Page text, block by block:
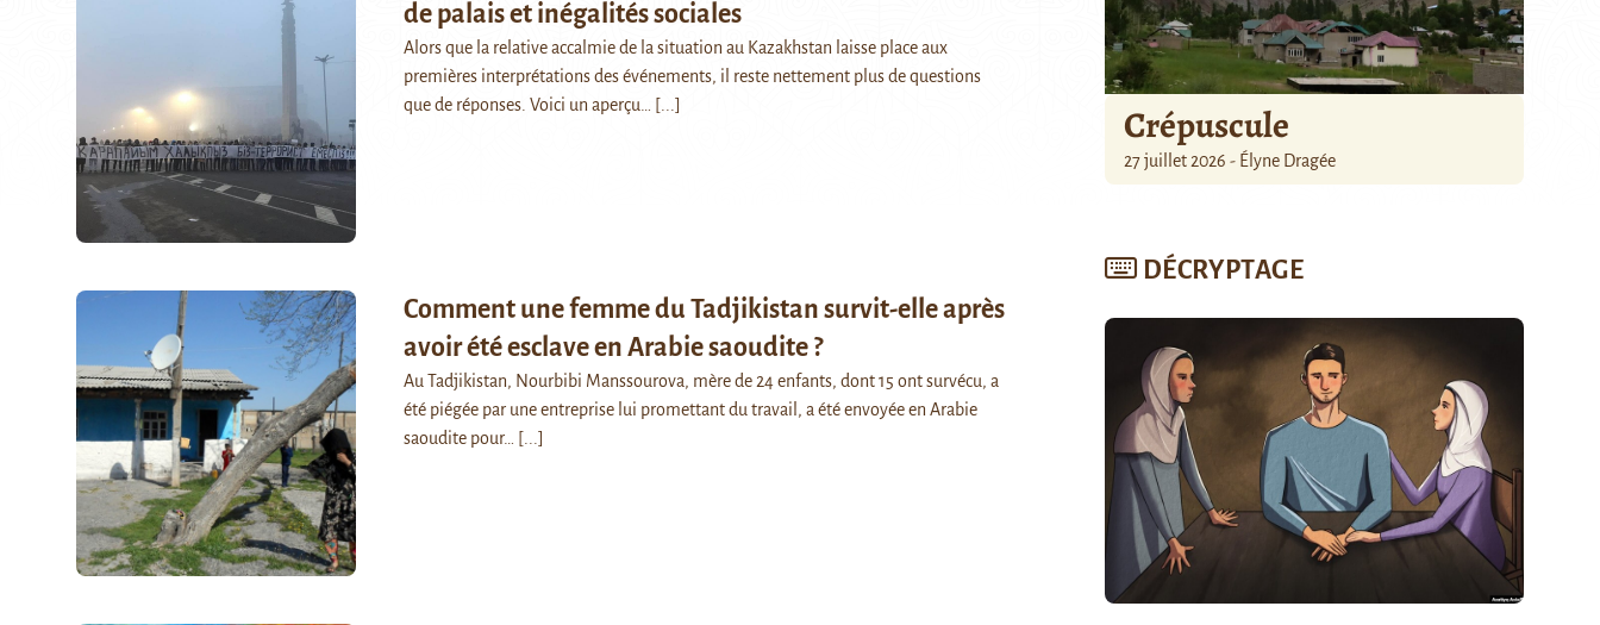
de palais et inégalités sociales
Alors que la relative accalmie de la situation au Kazakhstan laisse place aux
premières interprétations des événements, il reste nettement plus de questions
que de réponses. Voici un aperçu…
[...]
Comment une femme du Tadjikistan survit-elle après
avoir été esclave en Arabie saoudite ?
Au Tadjikistan, Nourbibi Manssourova, mère de 24 enfants, dont 15 ont survécu, a
été piégée par une entreprise lui promettant du travail, a été envoyée en Arabie
saoudite pour…
[...]
Crépuscule
27 juillet 2026 - Élyne Dragée
DÉCRYPTAGE